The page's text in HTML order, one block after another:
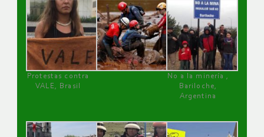
Protestas contra
VALE, Brasil
No a la minería ,
Bariloche,
Argentina